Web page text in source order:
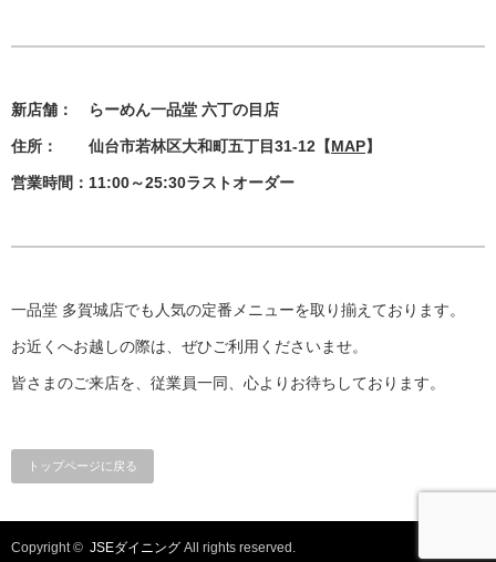
新店舗： らーめん一品堂 六丁の目店
住所： 仙台市若林区大和町五丁目31-12【MAP】
営業時間：11:00～25:30ラストオーダー
一品堂 多賀城店でも人気の定番メニューを取り揃えております。
お近くへお越しの際は、ぜひご利用くださいませ。
皆さまのご来店を、従業員一同、心よりお待ちしております。
トップページに戻る
Copyright © JSEダイニング All rights reserved.